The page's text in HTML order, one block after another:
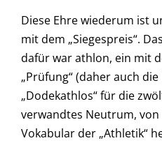
Diese Ehre wiederum ist
mit dem „Siegespreis“.
dafür war athlon, ein mit
„Prüfung“ (daher auch
„Dodekathlos“ für die
verwandtes Neutrum,
Vokabular der „Athletik“